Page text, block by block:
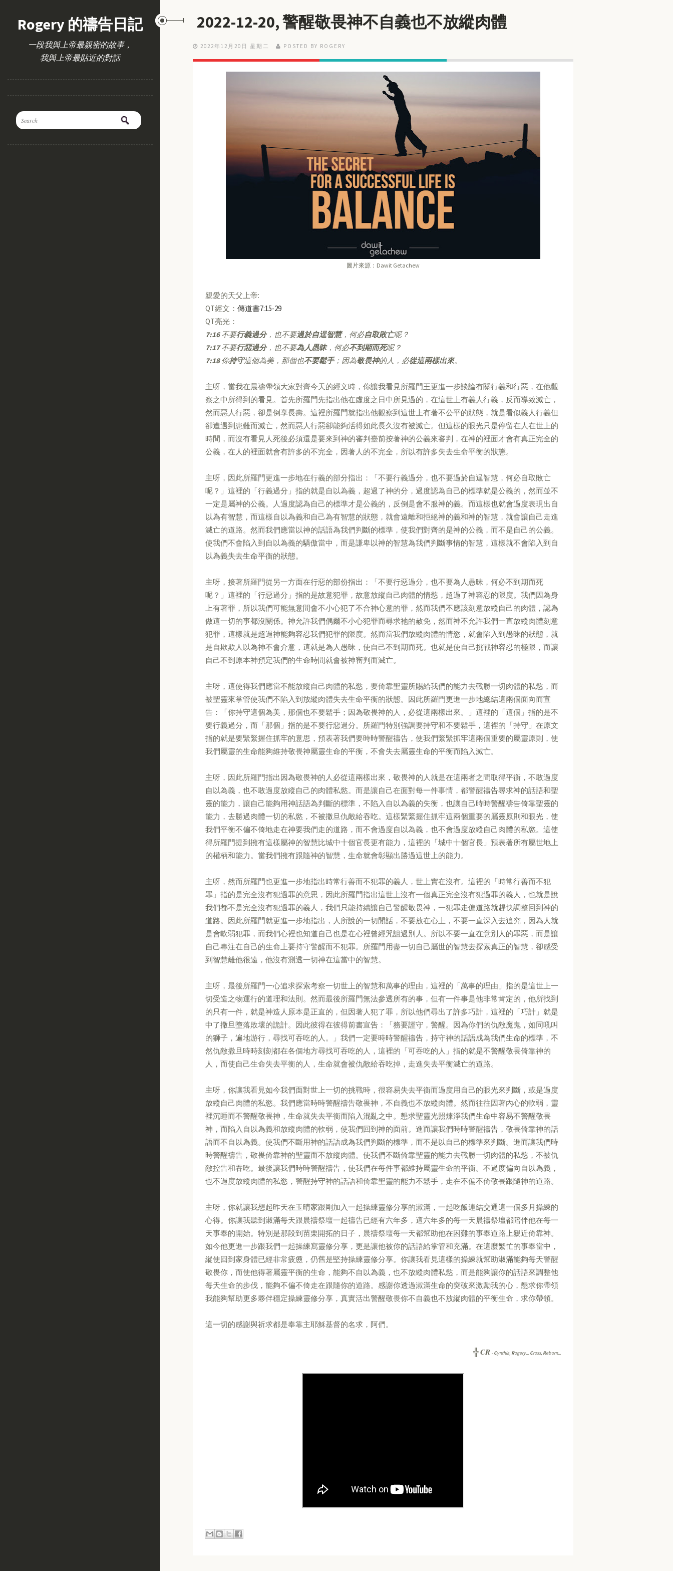
Rogery 的禱告日記
一段我與上帝最親密的故事，
我與上帝最貼近的對話
2022-12-20, 警醒敬畏神不自義也不放縱肉體
2022年12月20日 星期二 POSTED BY ROGERY
圖片來源：Dawit Getachew
親愛的天父上帝:
QT經文： 傳道書7:15-29
QT亮光：
7:16不要行義過分，也不要過於自逞智慧，何必自取敗亡呢？
7:17不要行惡過分，也不要為人愚昧，何必不到期而死呢？
7:18你持守這個為美，那個也不要鬆手；因為敬畏神的人，必從這兩樣出來。
主呀，當我在晨禱帶領大家對齊今天的經文時，你讓我看見所羅門王更進一步談論有關行義和行惡，在他觀
察之中所得到的看見。首先所羅門先指出他在虛度之日中所見過的，在這世上有義人行義，反而導致滅亡，
然而惡人行惡，卻是倒享長壽。這裡所羅門就指出他觀察到這世上有著不公平的狀態，就是看似義人行義但
卻遭遇到患難而滅亡，然而惡人行惡卻能夠活得如此長久沒有被滅亡。但這樣的眼光只是停留在人在世上的
時間，而沒有看見人死後必須還是要來到神的審判臺前按著神的公義來審判，在神的裡面才會有真正完全的
公義，在人的裡面就會有許多的不完全，因著人的不完全，所以有許多失去生命平衡的狀態。
主呀，因此所羅門更進一步地在行義的部分指出：「不要行義過分，也不要過於自逞智慧，何必自取敗亡
呢？」這裡的「行義過分」指的就是自以為義，超過了神的分，過度認為自己的標準就是公義的，然而並不
一定是屬神的公義。人過度認為自己的標準才是公義的，反倒是會不服神的義。而這樣也就會過度表現出自
以為有智慧，而這樣自以為義和自己為有智慧的狀態，就會遠離和拒絕神的義和神的智慧，就會讓自己走進
滅亡的道路。然而我們應當以神的話語為我們判斷的標準，使我們對齊的是神的公義，而不是自己的公義。
使我們不會陷入到自以為義的驕傲當中，而是謙卑以神的智慧為我們判斷事情的智慧，這樣就不會陷入到自
以為義失去生命平衡的狀態。
主呀，接著所羅門從另一方面在行惡的部份指出：「不要行惡過分，也不要為人愚昧，何必不到期而死
呢？」這裡的「行惡過分」指的是故意犯罪，故意放縱自己肉體的情慾，超過了神容忍的限度。我們因為身
上有著罪，所以我們可能無意間會不小心犯了不合神心意的罪，然而我們不應該刻意放縱自己的肉體，認為
做這一切的事都沒關係。神允許我們偶爾不小心犯罪而尋求祂的赦免，然而神不允許我們一直放縱肉體刻意
犯罪，這樣就是超過神能夠容忍我們犯罪的限度。然而當我們放縱肉體的情慾，就會陷入到愚昧的狀態，就
是自欺欺人以為神不會介意，這就是為人愚昧，使自己不到期而死。也就是使自己挑戰神容忍的極限，而讓
自己不到原本神預定我們的生命時間就會被神審判而滅亡。
主呀，這使得我們應當不能放縱自己肉體的私慾，要倚靠聖靈所賜給我們的能力去戰勝一切肉體的私慾，而
被聖靈來掌管使我們不陷入到放縱肉體失去生命平衡的狀態。因此所羅門更進一步地總結這兩個面向而宣
告：「你持守這個為美，那個也不要鬆手；因為敬畏神的人，必從這兩樣出來。」這裡的「這個」指的是不
要行義過分，而「那個」指的是不要行惡過分。所羅門特別強調要持守和不要鬆手，這裡的「持守」在原文
指的就是要緊緊握住抓牢的意思，預表著我們要時時警醒禱告，使我們緊緊抓牢這兩個重要的屬靈原則，使
我們屬靈的生命能夠維持敬畏神屬靈生命的平衡，不會失去屬靈生命的平衡而陷入滅亡。
主呀，因此所羅門指出因為敬畏神的人必從這兩樣出來，敬畏神的人就是在這兩者之間取得平衡，不敢過度
自以為義，也不敢過度放縱自己的肉體私慾。而是讓自己在面對每一件事情，都警醒禱告尋求神的話語和聖
靈的能力，讓自己能夠用神話語為判斷的標準，不陷入自以為義的失衡，也讓自己時時警醒禱告倚靠聖靈的
能力，去勝過肉體一切的私慾，不被撒旦仇敵給吞吃。這樣緊緊握住抓牢這兩個重要的屬靈原則和眼光，使
我們平衡不偏不倚地走在神要我們走的道路，而不會過度自以為義，也不會過度放縱自己肉體的私慾。這使
得所羅門提到擁有這樣屬神的智慧比城中十個官長更有能力，這裡的「城中十個官長」預表著所有屬世地上
的權柄和能力。當我們擁有跟隨神的智慧，生命就會彰顯出勝過這世上的能力。
主呀，然而所羅門也更進一步地指出時常行善而不犯罪的義人，世上實在沒有。這裡的「時常行善而不犯
罪」指的是完全沒有犯過罪的意思，因此所羅門指出這世上沒有一個真正完全沒有犯過罪的義人，也就是說
我們都不是完全沒有犯過罪的義人，我們只能持續讓自己警醒敬畏神，一犯罪走偏道路就趕快調整回到神的
道路。因此所羅門就更進一步地指出，人所說的一切閒話，不要放在心上，不要一直深入去追究，因為人就
是會軟弱犯罪，而我們心裡也知道自己也是在心裡曾經咒詛過別人。所以不要一直在意別人的罪惡，而是讓
自己專注在自己的生命上要持守警醒而不犯罪。所羅門用盡一切自己屬世的智慧去探索真正的智慧，卻感受
到智慧離他很遠，他沒有測透一切神在這當中的智慧。
主呀，最後所羅門一心追求探索考察一切世上的智慧和萬事的理由，這裡的「萬事的理由」指的是這世上一
切受造之物運行的道理和法則。然而最後所羅門無法參透所有的事，但有一件事是他非常肯定的，他所找到
的只有一件，就是神造人原本是正直的，但因著人犯了罪，所以他們尋出了許多巧計，這裡的「巧計」就是
中了撒旦墮落敗壞的詭計。因此彼得在彼得前書宣告：「務要謹守，警醒。因為你們的仇敵魔鬼，如同吼叫
的獅子，遍地游行，尋找可吞吃的人。」我們一定要時時警醒禱告，持守神的話語成為我們生命的標準，不
然仇敵撒旦時時刻刻都在各個地方尋找可吞吃的人，這裡的「可吞吃的人」指的就是不警醒敬畏倚靠神的
人，而使自己生命失去平衡的人，生命就會被仇敵給吞吃掉，走進失去平衡滅亡的道路。
主呀，你讓我看見如今我們面對世上一切的挑戰時，很容易失去平衡而過度用自己的眼光來判斷，或是過度
放縱自己肉體的私慾。我們應當時時警醒禱告敬畏神，不自義也不放縱肉體。然而往往因著內心的軟弱，靈
裡沉睡而不警醒敬畏神，生命就失去平衡而陷入混亂之中。懇求聖靈光照煉淨我們生命中容易不警醒敬畏
神，而陷入自以為義和放縱肉體的軟弱，使我們回到神的面前。進而讓我們時時警醒禱告，敬畏倚靠神的話
語而不自以為義。使我們不斷用神的話語成為我們判斷的標準，而不是以自己的標準來判斷。進而讓我們時
時警醒禱告，敬畏倚靠神的聖靈而不放縱肉體。使我們不斷倚靠聖靈的能力去戰勝一切肉體的私慾，不被仇
敵控告和吞吃。最後讓我們時時警醒禱告，使我們在每件事都維持屬靈生命的平衡。不過度偏向自以為義，
也不過度放縱肉體的私慾，警醒持守神的話語和倚靠聖靈的能力不鬆手，走在不偏不倚敬畏跟隨神的道路。
主呀，你就讓我想起昨天在玉晴家跟剛加入一起操練靈修分享的淑滿，一起吃飯連結交通這一個多月操練的
心得。你讓我聽到淑滿每天跟晨禱祭壇一起禱告已經有六年多，這六年多的每一天晨禱祭壇都陪伴他在每一
天事奉的開始。特別是那段到苗栗開拓的日子，晨禱祭壇每一天都幫助他在困難的事奉道路上親近倚靠神。
如今他更進一步跟我們一起操練寫靈修分享，更是讓他被你的話語給掌管和充滿。在這麼繁忙的事奉當中，
縱使回到家身體已經非常疲憊，仍舊是堅持操練靈修分享。你讓我看見這樣的操練就幫助淑滿能夠每天警醒
敬畏你，而使他得著屬靈平衡的生命，能夠不自以為義，也不放縱肉體私慾，而是能夠讓你的話語來調整他
每天生命的步伐，能夠不偏不倚走在跟隨你的道路。感謝你透過淑滿生命的突破來激勵我的心，懇求你帶領
我能夠幫助更多夥伴穩定操練靈修分享，真實活出警醒敬畏你不自義也不放縱肉體的平衡生命，求你帶領。
這一切的感謝與祈求都是奉靠主耶穌基督的名求，阿們。
╬CR -Cynthia, Rogery... Cross, Reborn...